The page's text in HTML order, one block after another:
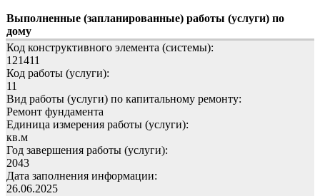
Выполненные (запланированные) работы (услуги) по
дому
Код конструктивного элемента (системы):
121411
Код работы (услуги):
11
Вид работы (услуги) по капитальному ремонту:
Ремонт фундамента
Единица измерения работы (услуги):
кв.м
Год завершения работы (услуги):
2043
Дата заполнения информации:
26.06.2025